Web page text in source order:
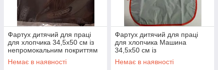
Фартух дитячий для праці
для хлопчика 34,5х50 см із
непромокальним покриттям
із нарукавниками 25 см
Немає в наявності
Фартух дитячий для праці
для хлопчика Машина
34,5х50 см із
непромокальним покриттям
із нарукавниками 25 см Jeep
Немає в наявності